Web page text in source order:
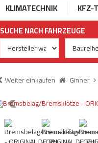
KLIMATECHNIK KFZ-
SUCHE NACH FAHRZEUGE
Weiter einkaufen Ginner